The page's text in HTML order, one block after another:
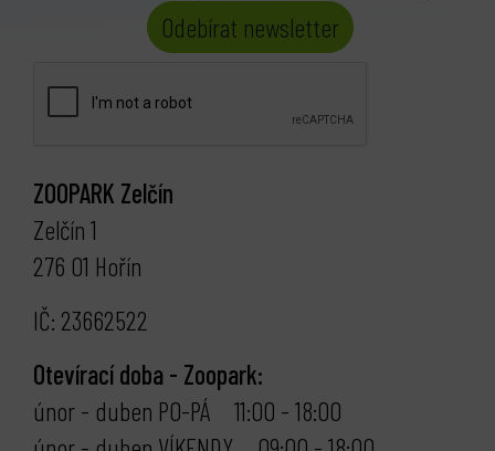
Odebírat newsletter
ZOOPARK Zelčín
Zelčín 1
276 01 Hořín
IČ: 23662522
Otevírací doba - Zoopark:
únor - duben PO-PÁ 11:00 - 18:00